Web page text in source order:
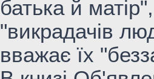
батька й
"викрадачів
вважає їх